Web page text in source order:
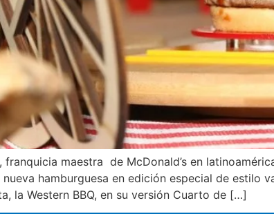
franquicia maestra de McDonald’s en
nueva hamburguesa en edición especial de
la Western BBQ, en su versión Cuarto de […]